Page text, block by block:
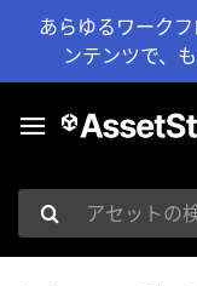
あらゆるワーク
ンテンツで、
アセットの検索